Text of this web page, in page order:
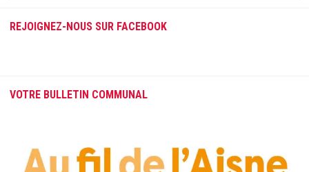
REJOIGNEZ-NOUS SUR FACEBOOK
VOTRE BULLETIN COMMUNAL